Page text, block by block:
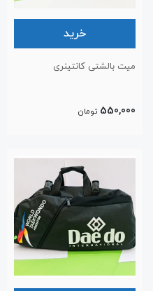
خرید
میت بالشتی کانتینری
550,000 تومان